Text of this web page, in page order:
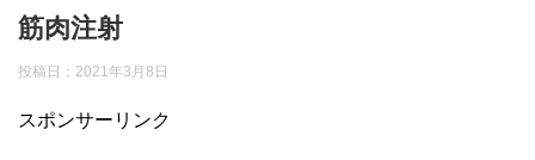
筋肉注射
投稿日： 2021年3月8日
スポンサーリンク